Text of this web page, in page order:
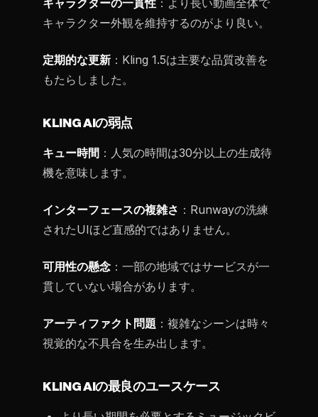
キャラクターの一貫性 ：より長い動画全体で
キャラクター外観を維持するのがより良い。
定期的な更新 ：Kling 1.5は主要な品質改善を
もたらしました。
KLING AIの弱点
キュー時間 ：人気の時間は30分以上の生成待
機を意味します。
インターフェースの複雑さ ：Runwayの洗練
されたUIほど直感的ではありません。
可用性の懸念 ：一部の地域ではサービスが一
貫していない場合があります。
アーティファクト問題 ：複雑なシーンは時々
視覚的な不具合を生み出します。
KLING AIの最良のユースケース